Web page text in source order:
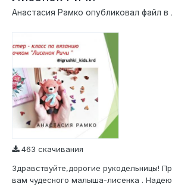
Анастасия Рамко опубликовал файл в
463 скачивания
Здравствуйте,дорогие рукодельницы!
вам чудесного малыша-лисенка .